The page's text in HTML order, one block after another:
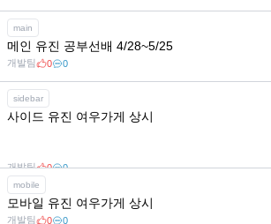
main
메인 유진 공부선배 4/28~5/25
개발팀 0 0
sidebar
사이드 유진 여우가게 상시
개발팀 0 0
mobile
모바일 유진 여우가게 상시
개발팀 0 0